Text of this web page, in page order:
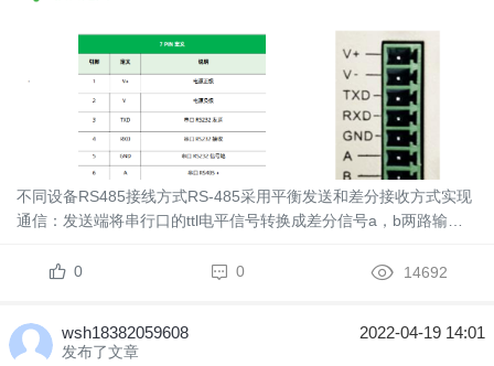
不同设备RS485接线方式RS-485采用平衡发送和差分接收方式实现
通信：发送端将串行口的ttl电平信号转换成差分信号a，b两路输
485总线网络拓扑一般采用终端匹配的总线型结...
0 0 14692
wsh18382059608
发布了文章
2022-04-19 14:01